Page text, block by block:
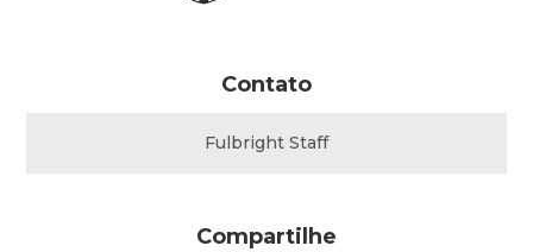
Contato
Fulbright Staff
Compartilhe